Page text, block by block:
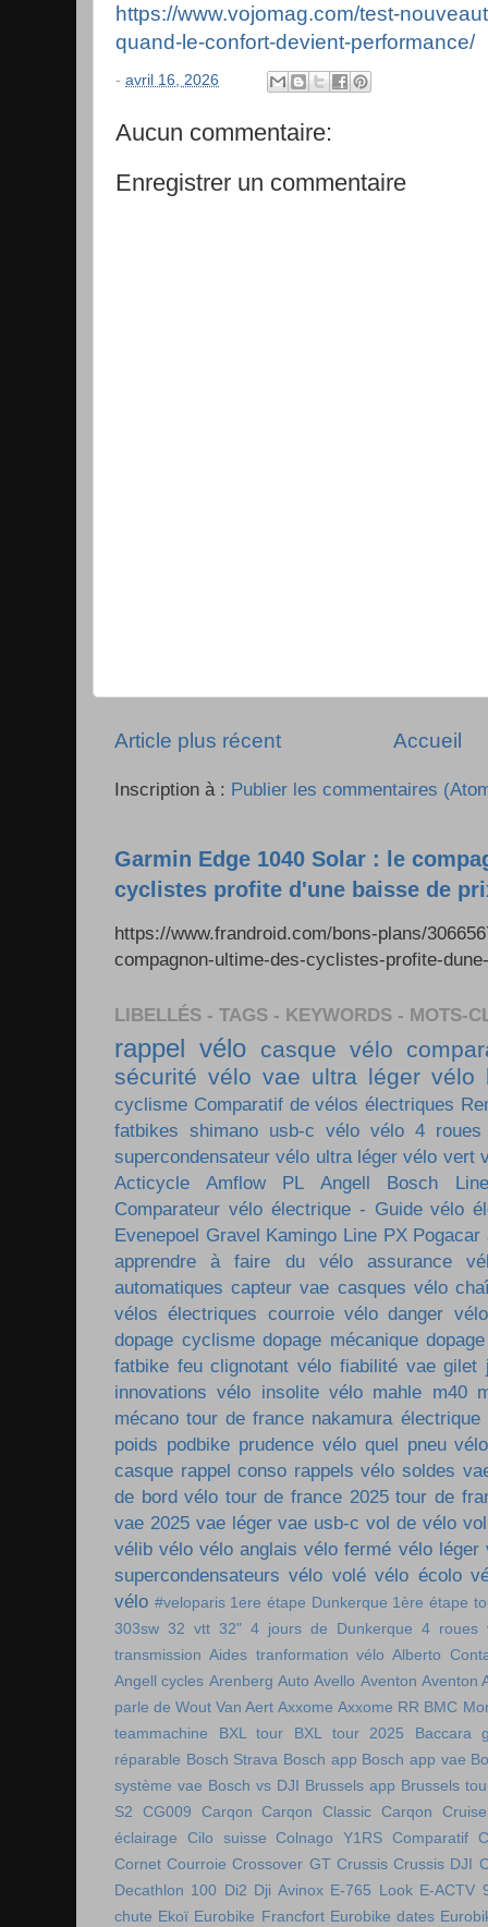
https://www.vojomag.com/test-
quand-le-confort-devient-performance/
- avril 16, 2026
Aucun commentaire:
Enregistrer un commentaire
Article plus récent Accueil
Inscription à : Publier les commentaires
Garmin Edge 1040 Solar : le
cyclistes profite d'une baisse de
https://www.frandroid.com/bons-plans/
compagnon-ultime-des-cyclistes-profite-
LIBELLÉS - TAGS - KEYWORDS - MOTS-
rappel vélo casque vélo
sécurité vélo vae ultra léger vélo
cyclisme Comparatif de vélos électriques
fatbikes shimano usb-c vélo vélo 4 roues
supercondensateur vélo ultra léger vélo vert
Acticycle
Amflow PL Angell
Bosch
Comparateur vélo électrique - Guide vélo
Evenepoel Gravel Kamingo Line PX Pogacar
apprendre à faire du vélo
assurance
automatiques capteur vae casques vélo
vélos électriques courroie vélo danger vélo
dopage cyclisme dopage mécanique
fatbike feu clignotant vélo fiabilité vae gilet
innovations vélo insolite vélo mahle m40
mécano tour de france nakamura électrique
poids podbike prudence vélo quel pneu vélo
casque rappel conso rappels vélo soldes
de bord vélo tour de france 2025 tour de
vae 2025 vae léger vae usb-c vol de vélo
vélib vélo vélo anglais vélo fermé vélo léger
supercondensateurs vélo volé vélo écolo
vélo #veloparis 1ere étape Dunkerque 1ère étape
303sw 32 vtt 32" 4 jours de Dunkerque 4 roues
transmission Aides tranformation vélo Alberto
Angell cycles Arenberg Auto Avello Aventon Aventon
parle de Wout Van Aert Axxome Axxome RR BMC
teammachine
BXL tour BXL tour 2025
Baccara
réparable Bosch Strava Bosch app Bosch app vae
système vae Bosch vs DJI Brussels app Brussels
S2
CG009 Carqon Carqon Classic Carqon Cruise
éclairage
Cilo suisse Colnago Y1RS Comparatif
Cornet Courroie Crossover GT Crussis Crussis DJI
Decathlon 100 Di2 Dji Avinox E-765 Look E-ACTV
chute Ekoï Eurobike Francfort Eurobike dates